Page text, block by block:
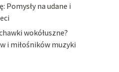
Pomysły na udane i
wokółuszne?
i miłośników muzyki